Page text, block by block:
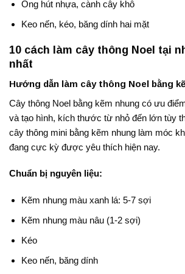
Ống hút nhựa, cành cây khô
Keo nến, kéo, băng dính hai mặt
10 cách làm cây thông Noel tại
nhất
Hướng dẫn làm cây thông Noel bằng
Cây thông Noel bằng kẽm nhung có ưu
và tạo hình, kích thước từ nhỏ đến lớn tùy
cây thông mini bằng kẽm nhung làm móc
đang cực kỳ được yêu thích hiện nay.
Chuẩn bị nguyên liệu:
Kẽm nhung màu xanh lá: 5-7 sợi
Kẽm nhung màu nâu (1-2 sợi)
Kéo
Keo nến, băng dính